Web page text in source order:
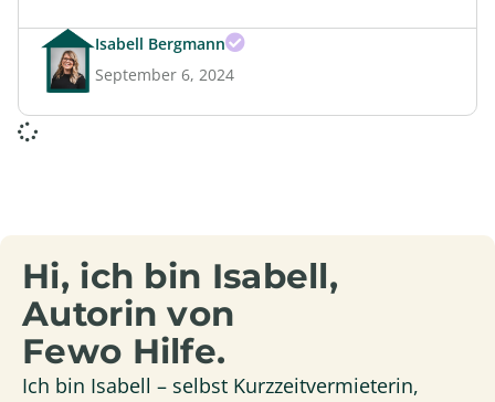
Isabell Bergmann
September 6, 2024
Hi, ich bin Isabell,
Autorin von
Fewo Hilfe.
Ich bin Isabell – selbst Kurzzeitvermieterin,